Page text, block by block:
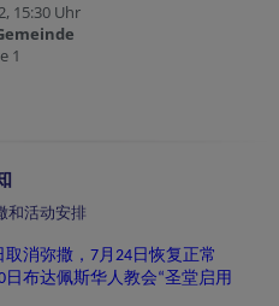
15:30 Uhr
1
和活动安排
取消弥撒， 7月 24 日恢复正常
日布达佩斯华人教会“圣堂启用